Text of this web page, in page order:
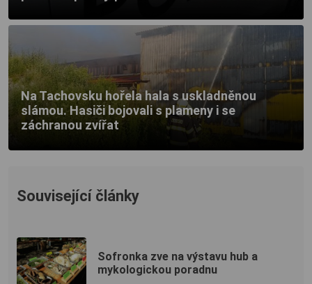
Na Tachovsku hořela hala s uskladněnou
slámou. Hasiči bojovali s plameny i se
záchranou zvířat
Související články
Sofronka zve na výstavu hub a
mykologickou poradnu